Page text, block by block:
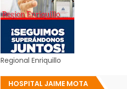
Regional Enriquillo
HOSPITAL JAIME MOTA